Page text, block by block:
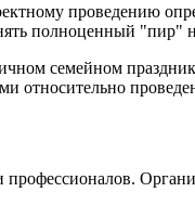
проведению
полноценный "пир"
семейном
относительно